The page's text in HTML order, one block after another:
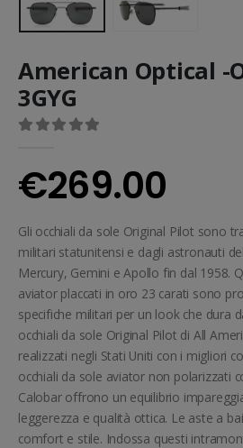
American Optical -
3GYG
€269.00
Gli occhiali da sole Original Pilot sono
militari statunitensi e dagli astronauti
Mercury, Gemini e Apollo fin dal 1958.
aviator placcati in oro 23 carati sono
specifiche militari per un look che dura
occhiali da sole Original Pilot di All
realizzati negli Stati Uniti con i migliori
occhiali da sole aviator non polarizzati
Calobar offrono un equilibrio
leggerezza e qualità ottica. Le aste a
comfort e stile. Indossa questi